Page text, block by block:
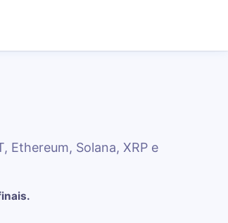
Ethereum, Solana, XRP e